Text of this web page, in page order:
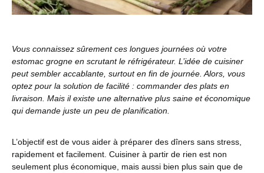
Vous connaissez sûrement ces longues journées où votre
estomac grogne en scrutant le réfrigérateur. L’idée de cuisiner
peut sembler accablante, surtout en fin de journée. Alors, vous
optez pour la solution de facilité : commander des plats en
livraison. Mais il existe une alternative plus saine et économique
qui demande juste un peu de planification.
L’objectif est de vous aider à préparer des dîners sans stress,
rapidement et facilement. Cuisiner à partir de rien est non
seulement plus économique, mais aussi bien plus sain que de